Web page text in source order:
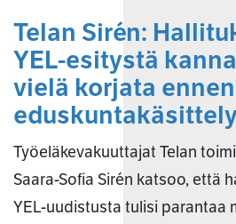
Telan Sirén:
YEL-esitystä
vielä korjata ennen
Työeläkevakuuttajat Telan
Saara-Sofia Sirén katsoo, että
YEL-uudistusta tulisi parantaa